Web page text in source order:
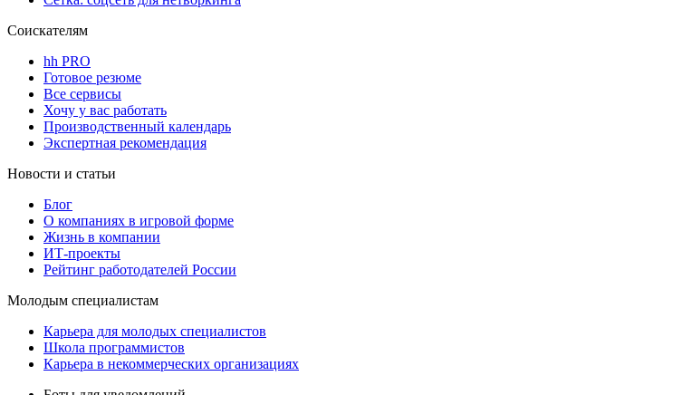
Соискателям
hh PRO
Готовое резюме
Все сервисы
Хочу у вас работать
Производственный календарь
Экспертная рекомендация
Новости и статьи
Блог
О компаниях в игровой форме
Жизнь в компании
ИТ-проекты
Рейтинг работодателей России
Молодым специалистам
Карьера для молодых специалистов
Школа программистов
Карьера в некоммерческих организациях